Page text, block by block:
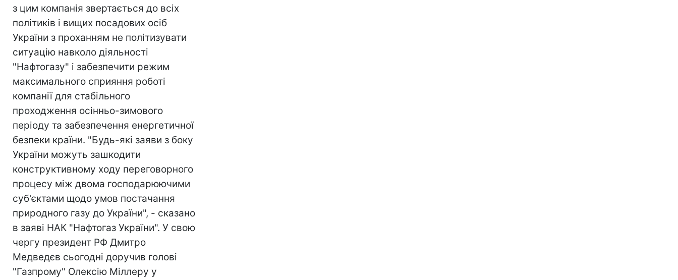
з цим компанія звертається до всіх
політиків і вищих посадових осіб
України з проханням не політизувати
ситуацію навколо діяльності
"Нафтогазу" і забезпечити режим
максимального сприяння роботі
компанії для стабільного
проходження осінньо-зимового
періоду та забезпечення енергетичної
безпеки країни. "Будь-які заяви з боку
України можуть зашкодити
конструктивному ходу переговорного
процесу між двома господарюючими
суб'єктами щодо умов постачання
природного газу до України", - сказано
в заяві НАК "Нафтогаз України". У свою
чергу президент РФ Дмитро
Медведєв сьогодні доручив голові
"Газпрому" Олексію Міллеру у